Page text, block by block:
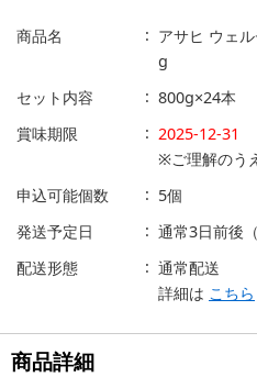
商品名
アサヒ ウェ
g
セット内容
800g×24本
賞味期限
2025-12-31
※ご理解のう
申込可能個数
5個
発送予定日
通常3日前後
配送形態
通常配送
詳細は こちら
商品詳細